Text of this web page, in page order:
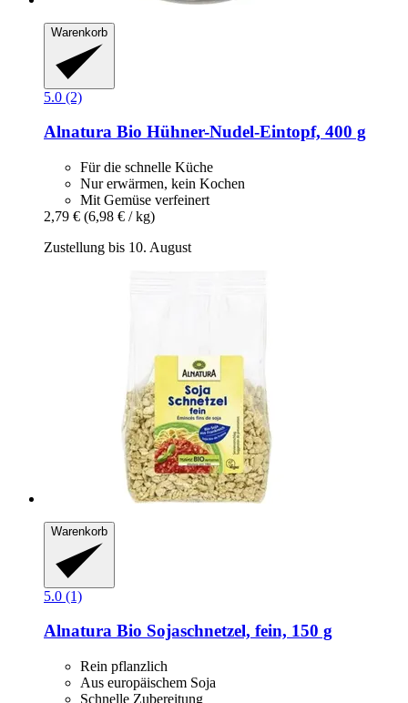
Warenkorb
5.0 (2)
Alnatura Bio Hühner-​Nudel-​Eintopf, 400 g
Für die schnelle Küche
Nur erwärmen, kein Kochen
Mit Gemüse verfeinert
2,79 € (6,98 € / kg)
Zustellung bis 10. August
Warenkorb
5.0 (1)
Alnatura Bio Sojaschnetzel, fein, 150 g
Rein pflanzlich
Aus europäischem Soja
Schnelle Zubereitung